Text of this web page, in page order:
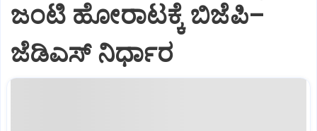
ಜಂಟಿ ಹೋರಾಟಕ್ಕೆ ಬಿಜೆಪಿ–
ಜೆಡಿಎಸ್‌ ನಿರ್ಧಾರ